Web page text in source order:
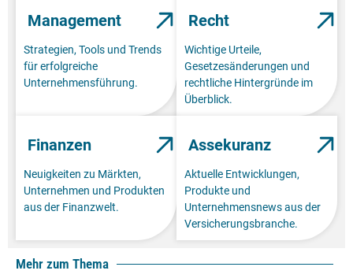
Management
Strategien, Tools und Trends
für erfolgreiche
Unternehmensführung.
Recht
Wichtige Urteile,
Gesetzesänderungen und
rechtliche Hintergründe im
Überblick.
Finanzen
Neuigkeiten zu Märkten,
Unternehmen und Produkten
aus der Finanzwelt.
Assekuranz
Aktuelle Entwicklungen,
Produkte und
Unternehmensnews aus der
Versicherungsbranche.
Mehr zum Thema